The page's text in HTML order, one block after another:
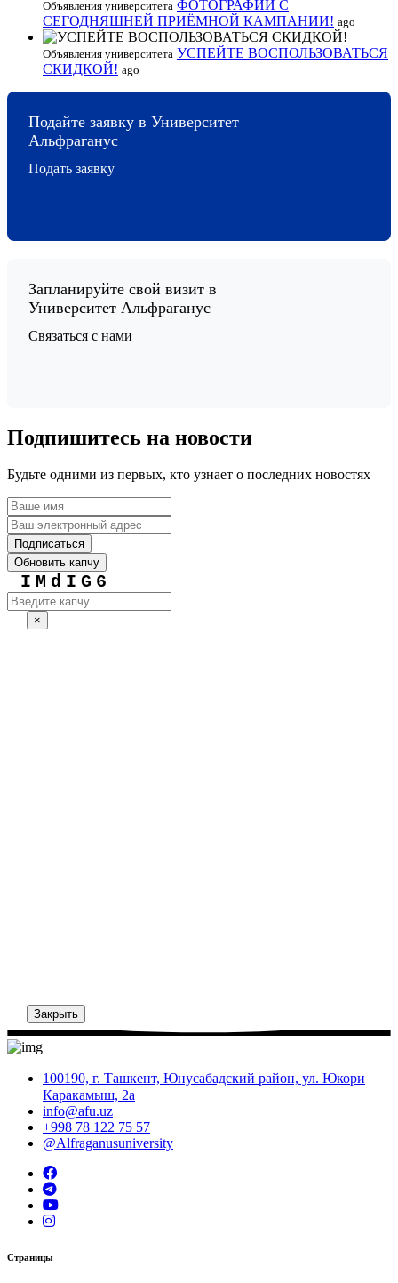
Объявления университета ФОТОГРАФИИ С
СЕГОДНЯШНЕЙ ПРИЁМНОЙ КАМПАНИИ! ago
Объявления университета УСПЕЙТЕ ВОСПОЛЬЗОВАТЬСЯ
СКИДКОЙ! ago
Подайте заявку в Университет
Альфраганус
Подать заявку
Запланируйте свой визит в
Университет Альфраганус
Связаться с нами
Подпишитесь на новости
Будьте одними из первых, кто узнает о последних новостях
Подписаться
Обновить капчу
IMdIG6
×
Закрыть
100190, г. Ташкент, Юнусабадский район, ул. Юкори
Каракамыш, 2а
info@afu.uz
+998 78 122 75 57
@Alfraganusuniversity
Страницы